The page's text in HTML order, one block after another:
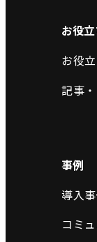
お役
お役
記事
事例
導入
コミ